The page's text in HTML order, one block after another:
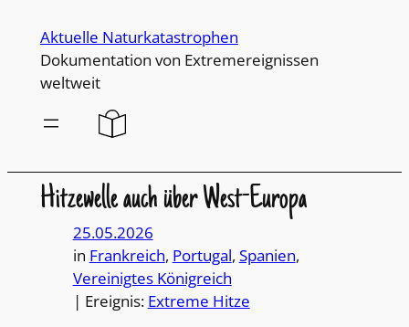
Inhalt
wechseln
Aktuelle Naturkatastrophen
Dokumentation von Extremereignissen
weltweit
Hitzewelle auch über West-Europa
25.05.2026
in Frankreich, Portugal, Spanien
Vereinigtes Königreich
| Ereignis: Extreme Hitze